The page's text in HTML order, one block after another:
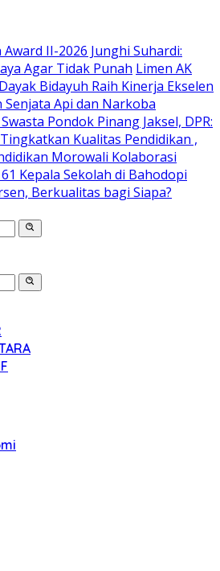
II-2026 Junghi Suhardi:
Agar Tidak Punah Limen AK
Bidayuh Raih Kinerja Ekselen
Senjata Api dan Narkoba
Pondok Pinang Jaksel, DPR:
Tingkatkan Kualitas Pendidikan ,
Morowali Kolaborasi
Kepala Sekolah di Bahodopi
Berkualitas bagi Siapa?